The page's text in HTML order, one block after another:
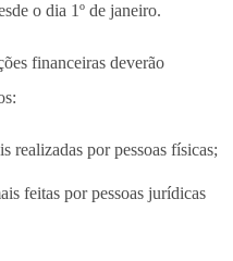
o dia 1º de janeiro.
financeiras deverão
realizadas por pessoas físicas;
feitas por pessoas jurídicas